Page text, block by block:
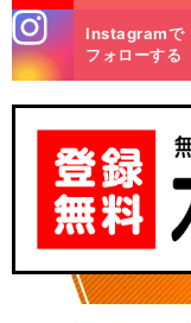
m
Instagramで
フォローする